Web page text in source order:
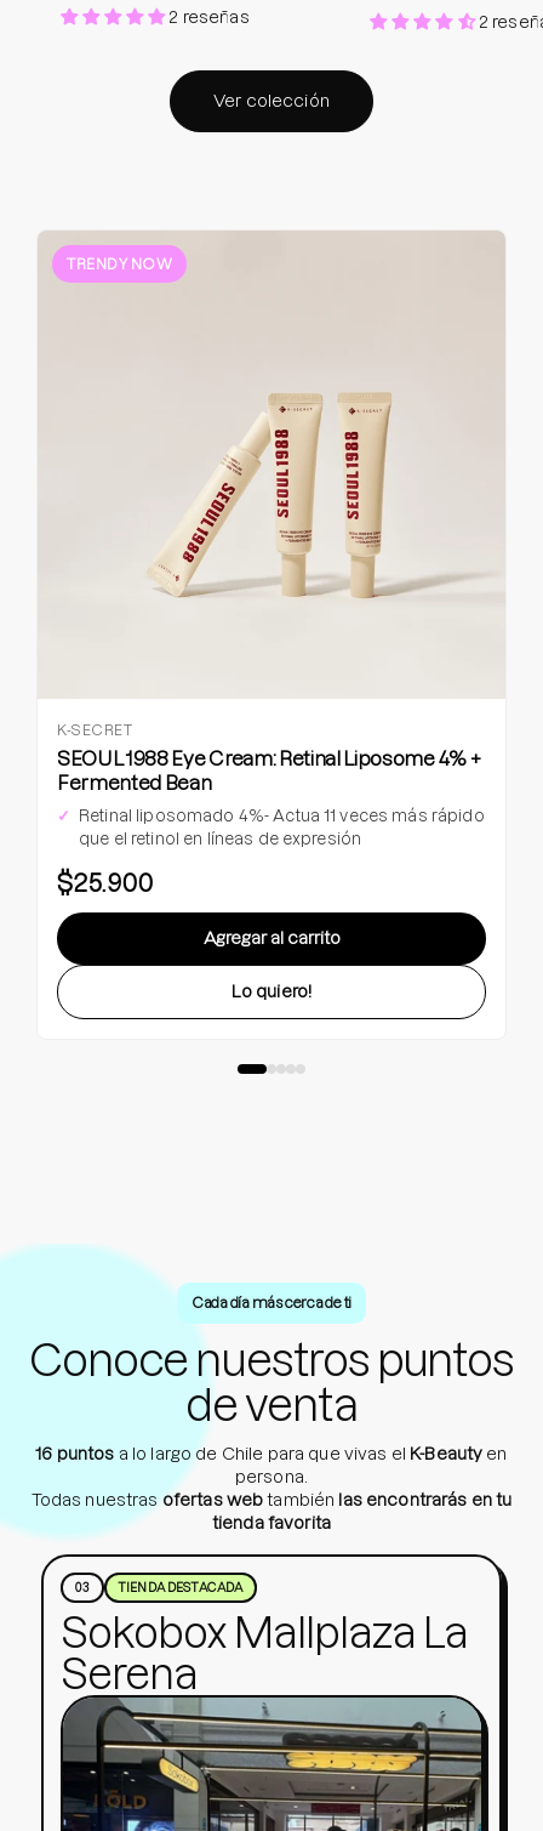
2 reseñas
2
Ver colección
TRENDY NOW
K-SECRET
SEOUL 1988 Eye Cream: Retinal Liposome 4% +
Fermented Bean
Retinal liposomado 4%- Actua 11 veces más rápido
que el retinol en líneas de expresión
$25.900
Agregar al carrito
Lo quiero!
Cada día más cerca de ti
Conoce nuestros puntos
de venta
16 puntos a lo largo de Chile para que vivas el K-Beauty en
persona.
Todas nuestras ofertas webtambién las encontrarás en tu
tienda favorita
01 TIENDA DESTACADA
Sokobox Mallplaza
Los Ángeles
02 TIENDA DESTACADA
Sokobox Mallplaza
Antofagasta
03 TIENDA DESTACADA
Sokobox Mallplaza La
Serena
04 TIENDA DESTACADA
Sokobox Mall Marina